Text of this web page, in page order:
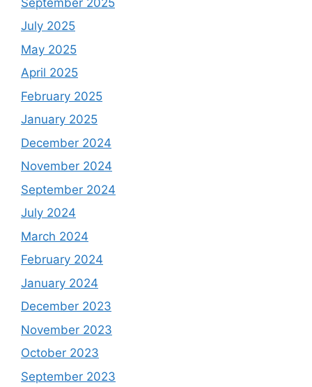
July 2025
May 2025
April 2025
February 2025
January 2025
December 2024
November 2024
September 2024
July 2024
March 2024
February 2024
January 2024
December 2023
November 2023
October 2023
September 2023